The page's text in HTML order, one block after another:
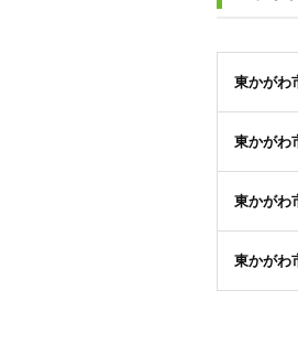
東かがわ
東かがわ
東かがわ
東かがわ